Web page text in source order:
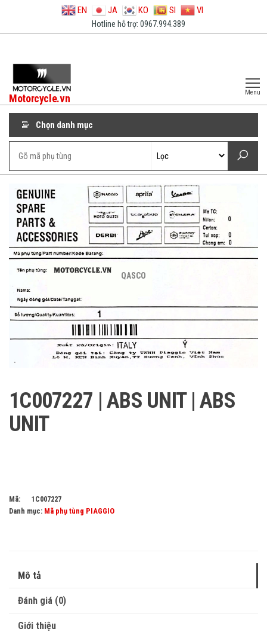
EN JA KO SI VI
Hotline hỗ trợ: 0967.994.389
Motorcycle.vn Menu
Chọn danh mục
QASCO
1C007227 | ABS UNIT | ABS
UNIT
Mã:
1C007227
Danh mục: Mã phụ tùng PIAGGIO
Mô tả
Đánh giá (0)
Giới thiệu